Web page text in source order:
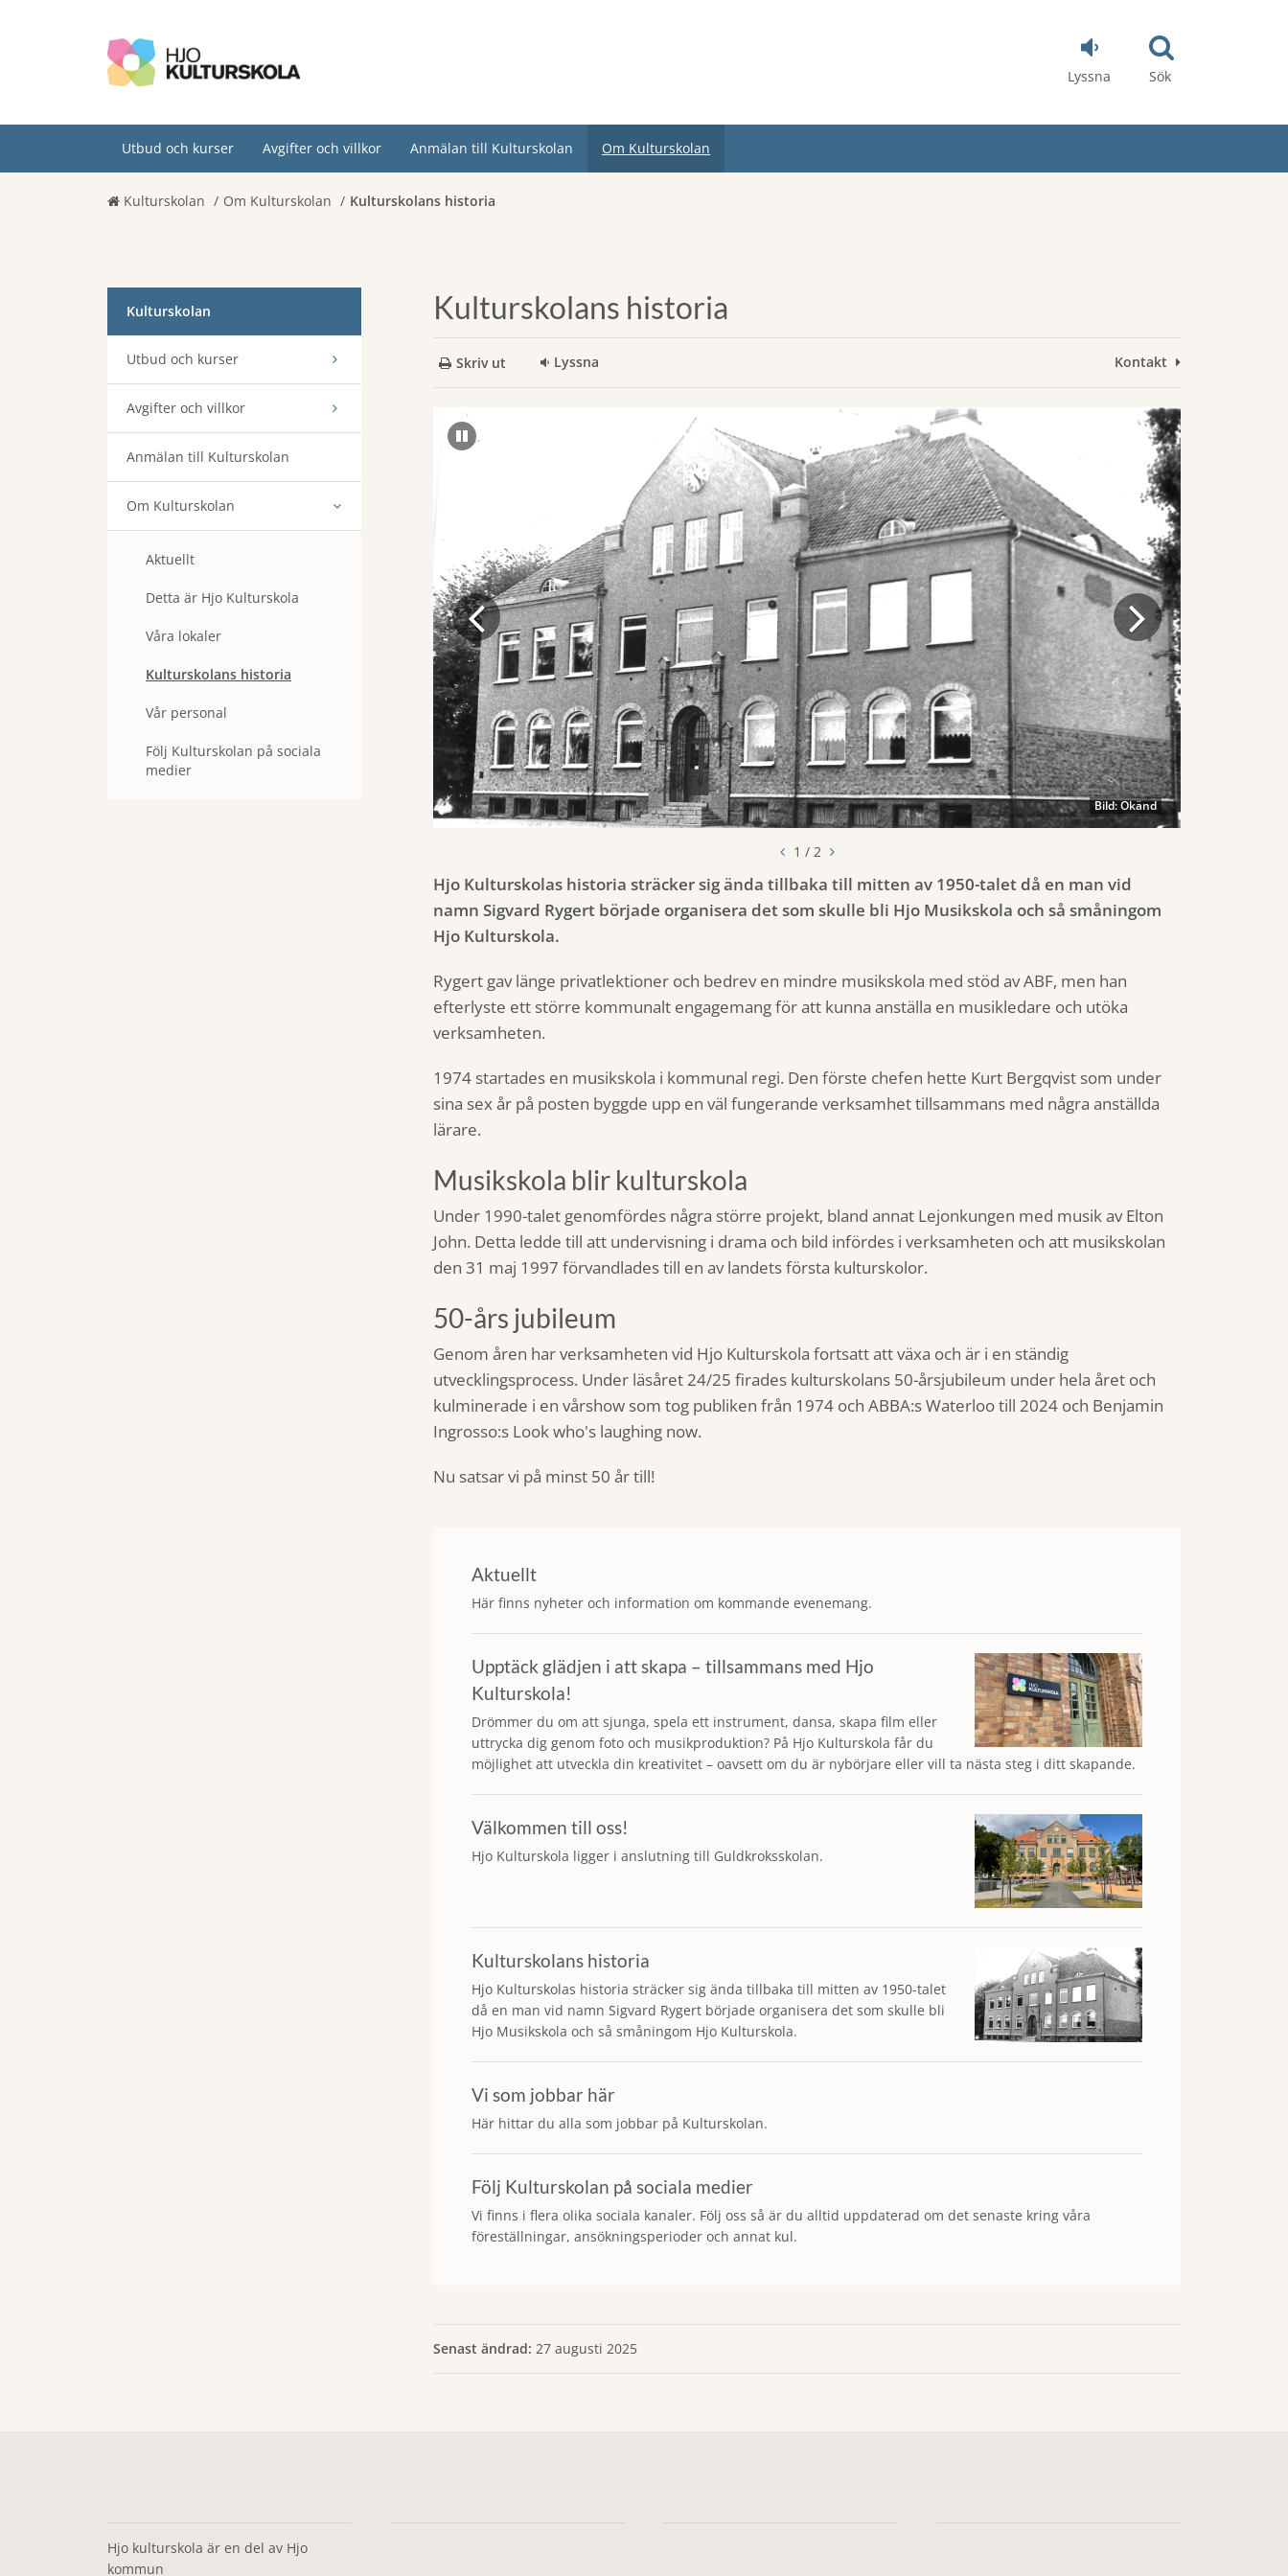
Lyssna Sök
Utbud och kurser Avgifter och villkor Anmälan till Kulturskolan Om Kulturskolan
Kulturskolan Om Kulturskolan Kulturskolans historia
Kulturskolan
Utbud och kurser
Avgifter och villkor
Anmälan till Kulturskolan
Om Kulturskolan
Aktuellt
Detta är Hjo Kulturskola
Våra lokaler
Kulturskolans historia
Vår personal
Följ Kulturskolan på sociala
medier
Kulturskolans historia
Skriv ut Lyssna Kontakt
Pausa
bildspel
Bild: Okänd
1 / 2
Hjo Kulturskolas historia sträcker sig ända tillbaka till mitten av 1950-talet då en man vid
namn Sigvard Rygert började organisera det som skulle bli Hjo Musikskola och så småningom
Hjo Kulturskola.
Rygert gav länge privatlektioner och bedrev en mindre musikskola med stöd av ABF, men han
efterlyste ett större kommunalt engagemang för att kunna anställa en musikledare och utöka
verksamheten.
1974 startades en musikskola i kommunal regi. Den förste chefen hette Kurt Bergqvist som under
sina sex år på posten byggde upp en väl fungerande verksamhet tillsammans med några anställda
lärare.
Musikskola blir kulturskola
Under 1990-talet genomfördes några större projekt, bland annat Lejonkungen med musik av Elton
John. Detta ledde till att undervisning i drama och bild infördes i verksamheten och att musikskolan
den 31 maj 1997 förvandlades till en av landets första kulturskolor.
50-års jubileum
Genom åren har verksamheten vid Hjo Kulturskola fortsatt att växa och är i en ständig
utvecklingsprocess. Under läsåret 24/25 firades kulturskolans 50-årsjubileum under hela året och
kulminerade i en vårshow som tog publiken från 1974 och ABBA:s Waterloo till 2024 och Benjamin
Ingrosso:s Look who's laughing now.
Nu satsar vi på minst 50 år till!
Aktuellt
Här finns nyheter och information om kommande evenemang.
Upptäck glädjen i att skapa – tillsammans med Hjo
Kulturskola!
Drömmer du om att sjunga, spela ett instrument, dansa, skapa film eller
uttrycka dig genom foto och musikproduktion? På Hjo Kulturskola får du
möjlighet att utveckla din kreativitet – oavsett om du är nybörjare eller vill ta nästa steg i ditt skapande.
Välkommen till oss!
Hjo Kulturskola ligger i anslutning till Guldkroksskolan.
Kulturskolans historia
Hjo Kulturskolas historia sträcker sig ända tillbaka till mitten av 1950-talet
då en man vid namn Sigvard Rygert började organisera det som skulle bli
Hjo Musikskola och så småningom Hjo Kulturskola.
Vi som jobbar här
Här hittar du alla som jobbar på Kulturskolan.
Följ Kulturskolan på sociala medier
Vi finns i flera olika sociala kanaler. Följ oss så är du alltid uppdaterad om det senaste kring våra
föreställningar, ansökningsperioder och annat kul.
Senast ändrad: 27 augusti 2025
Hjo kulturskola är en del av Hjo
kommun